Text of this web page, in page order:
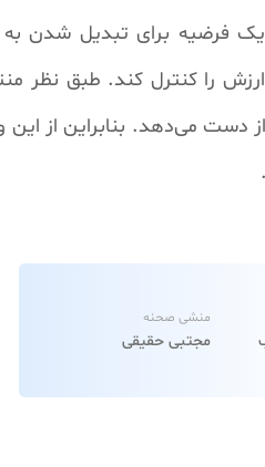
فرضیه برای تبدیل شدن
را کنترل کند. طبق نظر
دست می‌دهد. بنابراین از
منشی صحنه
مجتبی حقیقی